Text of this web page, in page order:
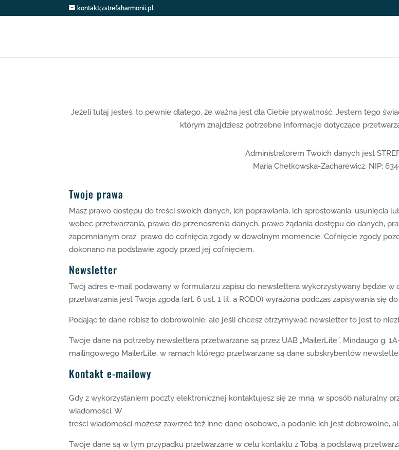
kontakt@strefaharmonii.pl
Jeżeli tutaj jesteś, to pewnie dlatego, że ważna jest dla Ciebie prywatność. Jestem tego
którym znajdziesz potrzebne informacje dotyczące
Administratorem Twoich danych jest
Maria Chełkowska-Zacharewicz, NIP:
Twoje prawa
Masz prawo dostępu do treści swoich danych, ich poprawiania, ich sprostowania, usunięcia
wobec przetwarzania, prawo do przenoszenia danych, prawo żądania dostępu do danych,
zapomnianym oraz prawo do cofnięcia zgody w dowolnym momencie. Cofnięcie zgody
dokonano na podstawie zgody przed jej cofnięciem.
Newsletter
Twój adres e-mail podawany w formularzu zapisu do newslettera wykorzystywany będzie w
przetwarzania jest Twoja zgoda (art. 6 ust. 1 lit. a RODO) wyrażona podczas zapisywania się
Podając te dane robisz to dobrowolnie, ale jeśli chcesz otrzymywać newsletter to jest to
Twoje dane na potrzeby newslettera przetwarzane są przez UAB „MailerLite”, Mindaugo g.
mailingowego MailerLite, w ramach którego przetwarzane są dane subskrybentów
Kontakt e-mailowy
Gdy z wykorzystaniem poczty elektronicznej kontaktujesz się ze mną, w sposób naturalny
wiadomości. W
treści wiadomości możesz zawrzeć też inne dane osobowe, a podanie ich jest dobrowolne,
Twoje dane są w tym przypadku przetwarzane w celu kontaktu z Tobą, a podstawą